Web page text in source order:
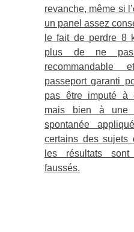
revanche, même si
un panel assez
le fait de perdre 8
plus de ne
recommandable
passeport garanti
pas être imputé à
mais bien à une
spontanée
certains des sujets
les résultats
faussés.